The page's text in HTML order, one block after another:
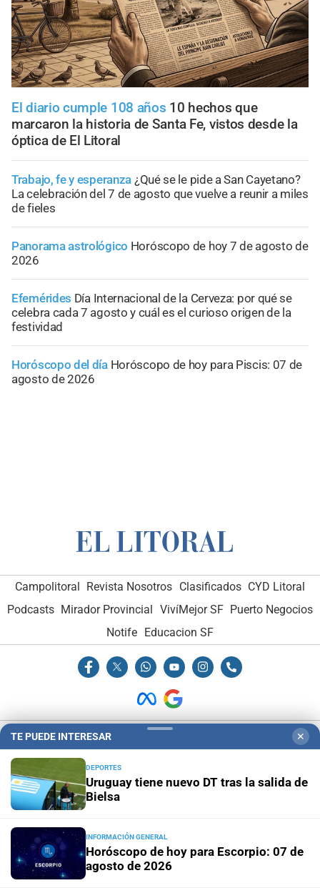
El diario cumple 108 años 10 hechos que
marcaron la historia de Santa Fe, vistos desde la
óptica de El Litoral
Trabajo, fe y esperanza ¿Qué se le pide a San Cayetano?
La celebración del 7 de agosto que vuelve a reunir a miles
de fieles
Panorama astrológico Horóscopo de hoy 7 de agosto de
2026
Efemérides Día Internacional de la Cerveza: por qué se
celebra cada 7 agosto y cuál es el curioso origen de la
festividad
Horóscopo del día Horóscopo de hoy para Piscis: 07 de
agosto de 2026
Campolitoral Revista Nosotros Clasificados CYD Litoral
Podcasts Mirador Provincial VivíMejor SF Puerto Negocios
Notife Educacion SF
Hemeroteca Digital (1930-1979) Receptorías de avisos-
Administración y Publicidad
Opcionales con El Litoral-MediaKit
TE PUEDE INTERESAR ✕
DEPORTES
Uruguay tiene nuevo DT tras la salida de
Bielsa
INFORMACIÓN GENERAL
Horóscopo de hoy para Escorpio: 07 de
agosto de 2026